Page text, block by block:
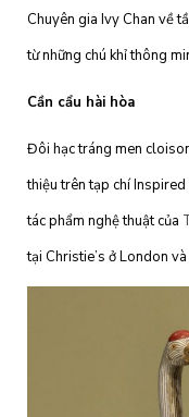
Chuyên gia Ivy Chan về
từ những chú khỉ thông
Cần cẩu hài hòa
Đôi hạc tráng men
thiệu trên tạp chí
tác phẩm nghệ thuật của
tại Christie’s ở London